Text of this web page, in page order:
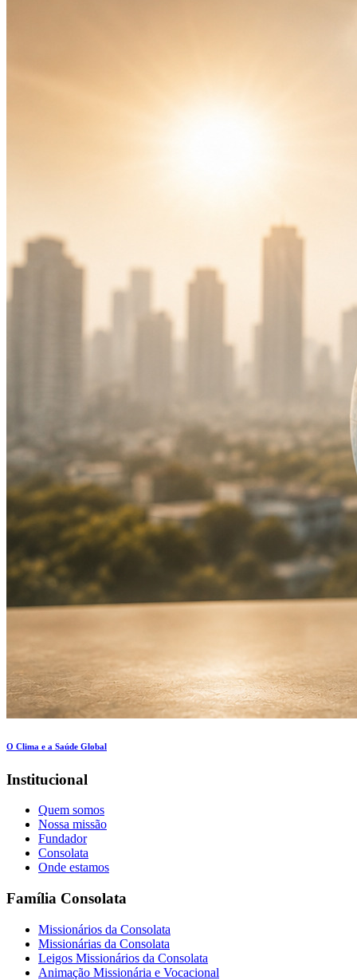
O Clima e a Saúde Global
Institucional
Quem somos
Nossa missão
Fundador
Consolata
Onde estamos
Família Consolata
Missionários da Consolata
Missionárias da Consolata
Leigos Missionários da Consolata
Animação Missionária e Vocacional